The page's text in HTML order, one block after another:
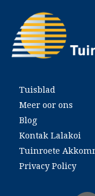
Main menu
Tuisblad
Meer oor ons
Blog
Kontak Lalakoi
Tuinroete
Privacy Policy